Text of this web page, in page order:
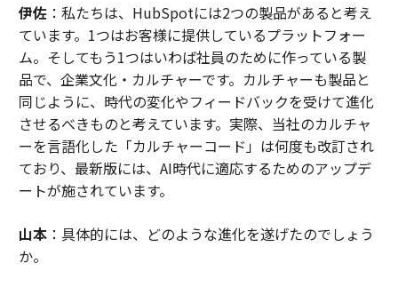
伊佐：私たちは、HubSpotには2つの製品があると考え
ています。1つはお客様に提供しているプラットフォー
ム。そしてもう1つはいわば社員のために作っている製
品で、企業文化・カルチャーです。カルチャーも製品と
同じように、時代の変化やフィードバックを受けて進化
させるべきものと考えています。実際、当社のカルチャ
ーを言語化した「カルチャーコード」は何度も改訂され
ており、最新版には、AI時代に適応するためのアップデ
ートが施されています。
山本：具体的には、どのような進化を遂げたのでしょう
か。